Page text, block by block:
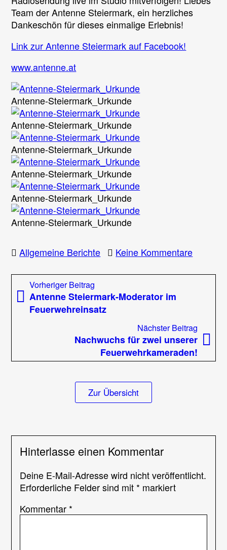
Team der Antenne Steiermark, ein herzliches
Dankeschön für dieses einmalige Erlebnis!
Link zur Antenne Steiermark auf Facebook!
www.antenne.at
Antenne-Steiermark_Urkunde
Antenne-Steiermark_Urkunde
Antenne-Steiermark_Urkunde
Antenne-Steiermark_Urkunde
Antenne-Steiermark_Urkunde
Antenne-Steiermark_Urkunde
Allgemeine Berichte Keine Kommentarezu
im
zu
Gast
Beitragsnavigation
Vorheriger Beitrag
Beitrag:
Antenne Steiermark-Moderator im
Feuerwehreinsatz
Nächster Beitrag
Nachwuchs für zwei unserer
Feuerwehrkameraden!
Zur Übersicht
Hinterlasse einen Kommentar
Deine E-Mail-Adresse wird nicht veröffentlicht.
Erforderliche Felder sind mit * markiert
Kommentar *